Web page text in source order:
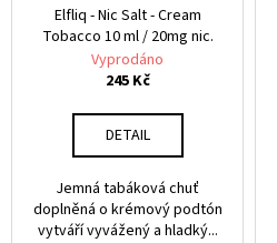
Elfliq - Nic Salt - Cream
Tobacco 10 ml / 20mg nic.
Vyprodáno
245 Kč
DETAIL
Jemná tabáková chuť
doplněná o krémový podtón
vytváří vyvážený a hladký...